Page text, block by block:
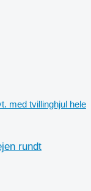
med tvillinghjul hele
rundt